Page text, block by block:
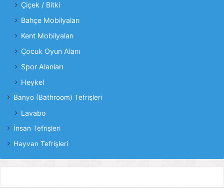
Çiçek / Bitki
Bahçe Mobilyaları
Kent Mobilyaları
Çocuk Oyun Alanı
Spor Alanları
Heykel
Banyo (Bathroom) Tefrişleri
Lavabo
İnsan Tefrişleri
Hayvan Tefrişleri